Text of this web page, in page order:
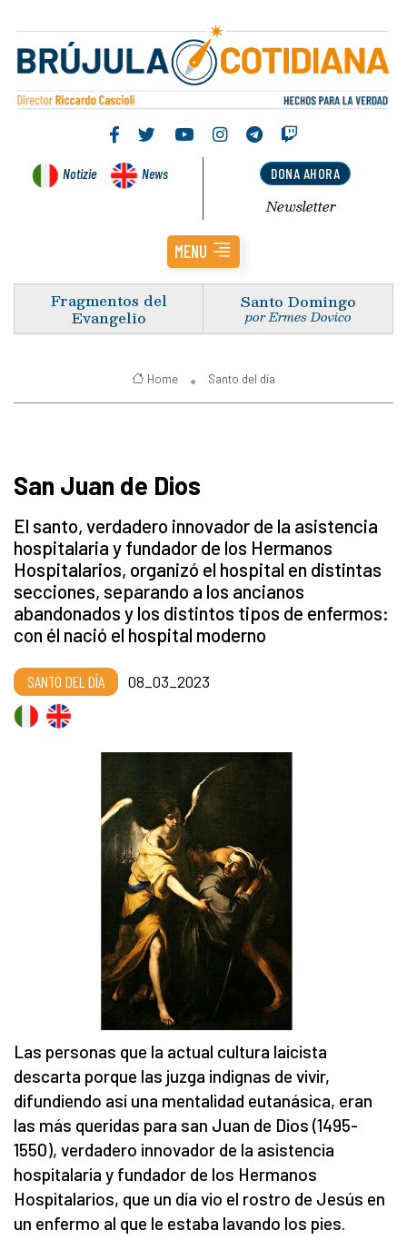
Notizie News DONA AHORA
Newsletter
MENU
Fragmentos del
Evangelio
Santo Domingo
por Ermes Dovico
Home Santo del día
San Juan de Dios
El santo, verdadero innovador de la asistencia
hospitalaria y fundador de los Hermanos
Hospitalarios, organizó el hospital en distintas
secciones, separando a los ancianos
abandonados y los distintos tipos de enfermos:
con él nació el hospital moderno
SANTO DEL DÍA 08_03_2023
Las personas que la actual cultura laicista
descarta porque las juzga indignas de vivir,
difundiendo así una mentalidad eutanásica, eran
las más queridas para san Juan de Dios (1495-
1550), verdadero innovador de la asistencia
hospitalaria y fundador de los Hermanos
Hospitalarios, que un día vio el rostro de Jesús en
un enfermo al que le estaba lavando los pies.